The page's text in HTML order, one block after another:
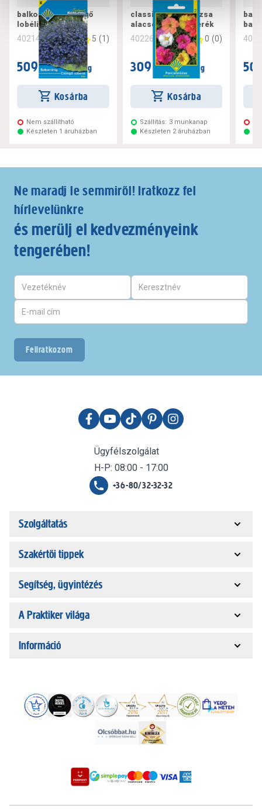
balkon virág csüngő
lobélia kék
402142 5 (1)
509 Ft / csomag
Kosárba
Nem szállítható
Készleten 1 áruházban
classic porcsinrózsa
alacsony színkeverék
402260 0 (0)
309 Ft / csomag
Kosárba
Szállítás: 3 munkanap
Készleten 2 áruházban
Ne maradj le semmiről! Iratkozz fel
hírlevelünkre
és merülj el kedvezményeink
tengerében!
Feliratkozom
Ügyfélszolgálat
H-P: 08:00 - 17:00
+36-80/32-32-32
Szolgáltatás
Szakértői tippek
Segítség, ügyintézés
A Praktiker világa
Információ